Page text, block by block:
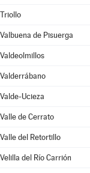
Triollo
Valbuena de Pisuerga
Valdeolmillos
Valderrábano
Valde-Ucieza
Valle de Cerrato
Valle del Retortillo
Velilla del Río Carrión